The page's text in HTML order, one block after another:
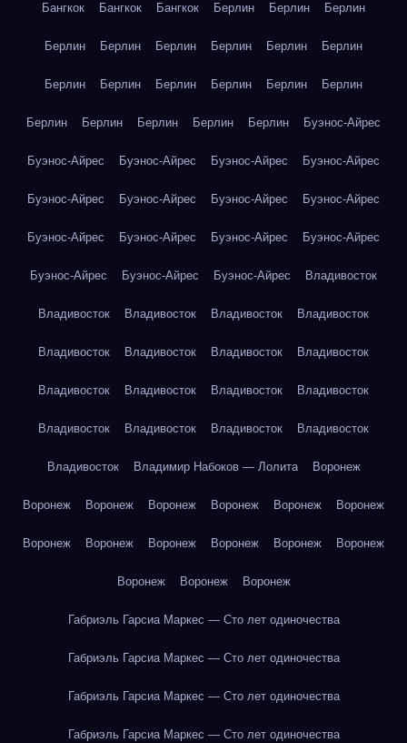
Бангкок Бангкок Бангкок Берлин Берлин Берлин
Берлин Берлин Берлин Берлин Берлин Берлин
Берлин Берлин Берлин Берлин Берлин Берлин
Берлин Берлин Берлин Берлин Берлин Буэнос-Айрес
Буэнос-Айрес Буэнос-Айрес Буэнос-Айрес Буэнос-Айрес
Буэнос-Айрес Буэнос-Айрес Буэнос-Айрес Буэнос-Айрес
Буэнос-Айрес Буэнос-Айрес Буэнос-Айрес Буэнос-Айрес
Буэнос-Айрес Буэнос-Айрес Буэнос-Айрес Владивосток
Владивосток Владивосток Владивосток Владивосток
Владивосток Владивосток Владивосток Владивосток
Владивосток Владивосток Владивосток Владивосток
Владивосток Владивосток Владивосток Владивосток
Владивосток Владимир Набоков — Лолита Воронеж
Воронеж Воронеж Воронеж Воронеж Воронеж Воронеж
Воронеж Воронеж Воронеж Воронеж Воронеж Воронеж
Воронеж Воронеж Воронеж
Габриэль Гарсиа Маркес — Сто лет одиночества
Габриэль Гарсиа Маркес — Сто лет одиночества
Габриэль Гарсиа Маркес — Сто лет одиночества
Габриэль Гарсиа Маркес — Сто лет одиночества